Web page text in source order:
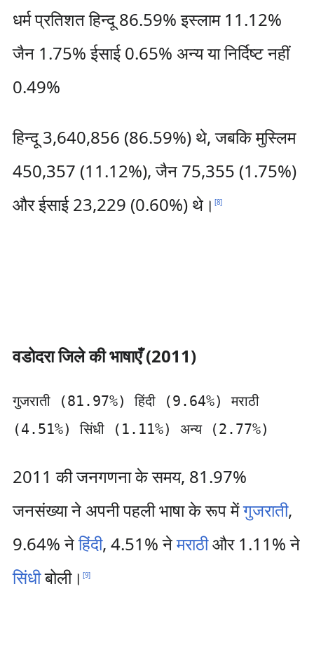
धर्म प्रतिशत हिन्दू 86.59% इस्लाम 11.12%
जैन 1.75% ईसाई 0.65% अन्य या निर्दिष्ट नहीं
0.49%
हिन्दू 3,640,856 (86.59%) थे, जबकि मुस्लिम
450,357 (11.12%), जैन 75,355 (1.75%)
और ईसाई 23,229 (0.60%) थे। [8]
वडोदरा जिले की भाषाएँ (2011)
गुजराती (81.97%) हिंदी (9.64%) मराठी
(4.51%) सिंधी (1.11%) अन्य (2.77%)
2011 की जनगणना के समय, 81.97%
जनसंख्या ने अपनी पहली भाषा के रूप मेंगुजराती,
9.64% नेहिंदी, 4.51% नेमराठीऔर 1.11% ने
सिंधीबोली। [9]